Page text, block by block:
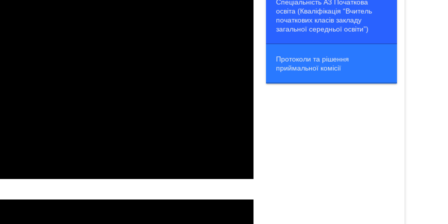
Спеціальність А3 Початкова
освіта (Кваліфікація “Вчитель
початкових класів закладу
загальної середньої освіти”)
Протоколи та рішення
приймальної комісії